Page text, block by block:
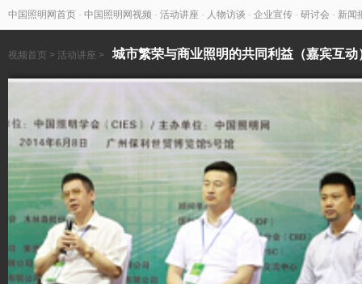
中国照明网首页 - 中国照明网视频 - 活动讲座 - 人物访谈 - 企业宣传 - 研讨会 - 新闻
视频首页 > 活动讲座 > 城市繁荣与商业照明的共同利益（嘉宾互动